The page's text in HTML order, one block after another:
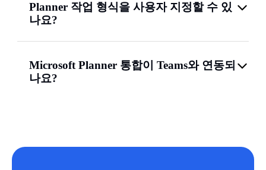
Planner 작업 형식을 사용자 지정할 수 있
나요?
Microsoft Planner 통합이 Teams와 연동되
나요?